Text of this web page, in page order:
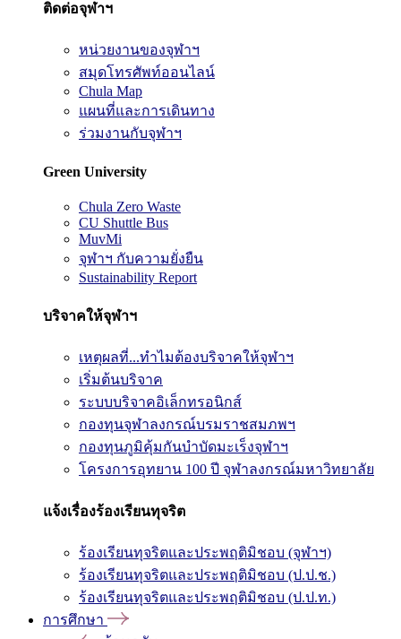
ติดต่อจุฬาฯ
หน่วยงานของจุฬาฯ
สมุดโทรศัพท์ออนไลน์
Chula Map
แผนที่และการเดินทาง
ร่วมงานกับจุฬาฯ
Green University
Chula Zero Waste
CU Shuttle Bus
MuvMi
จุฬาฯ กับความยั่งยืน
Sustainability Report
บริจาคให้จุฬาฯ
เหตุผลที่...ทำไมต้องบริจาคให้จุฬาฯ
เริ่มต้นบริจาค
ระบบบริจาคอิเล็กทรอนิกส์
กองทุนจุฬาลงกรณ์บรมราชสมภพฯ
กองทุนภูมิคุ้มกันบำบัดมะเร็งจุฬาฯ
โครงการอุทยาน 100 ปี จุฬาลงกรณ์มหาวิทยาลัย
แจ้งเรื่องร้องเรียนทุจริต
ร้องเรียนทุจริตและประพฤติมิชอบ (จุฬาฯ)
ร้องเรียนทุจริตและประพฤติมิชอบ (ป.ป.ช.)
ร้องเรียนทุจริตและประพฤติมิชอบ (ป.ป.ท.)
การศึกษา